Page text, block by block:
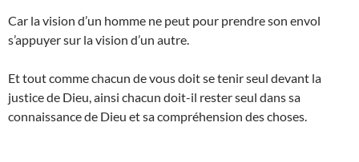
Car la vision d’un homme ne peut pour prendre son envol
s’appuyer sur la vision d’un autre.
Et tout comme chacun de vous doit se tenir seul devant la
justice de Dieu, ainsi chacun doit-il rester seul dans sa
connaissance de Dieu et sa compréhension des choses.